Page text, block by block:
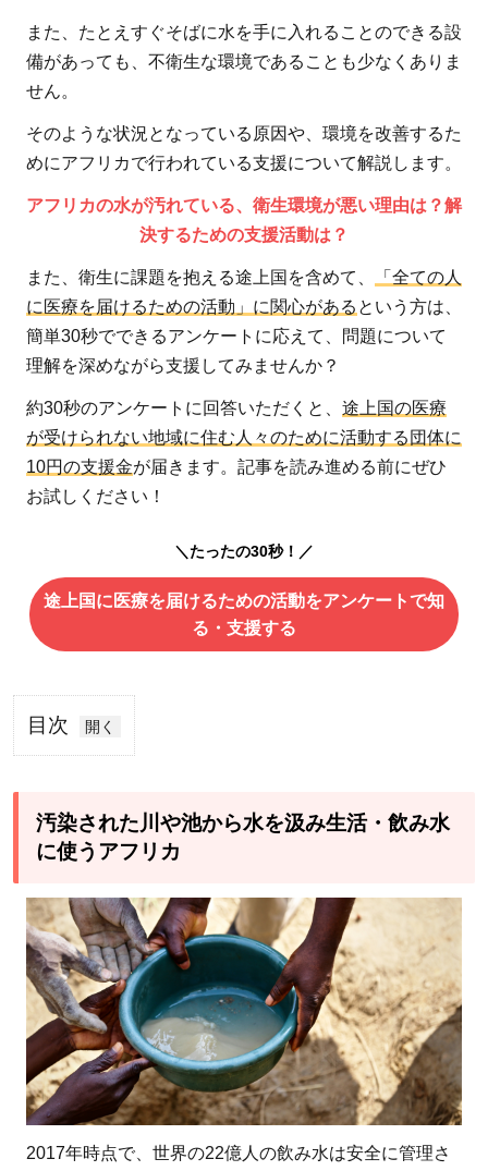
また、たとえすぐそばに水を手に入れることのできる設
備があっても、不衛生な環境であることも少なくありま
せん。
そのような状況となっている原因や、環境を改善するた
めにアフリカで行われている支援について解説します。
アフリカの水が汚れている、衛生環境が悪い理由は？解
決するための支援活動は？
また、衛生に課題を抱える途上国を含めて、
「全ての人
に医療を届けるための活動」に関心がある という方は、
簡単30秒でできるアンケートに応えて、問題について
理解を深めながら支援してみませんか？
約30秒のアンケートに回答いただくと、 途上国の医療
が受けられない地域に住む人々のために活動する団体に
10円の支援金が届きます。記事を読み進める前にぜひ
お試しください！
＼たったの30秒！／
途上国に医療を届けるための活動をアンケートで知
る・支援する
目次
1
され
た川
から
水を
汲み
生
活・
飲み
水に
使う
アフ
リカ
汚染された川や池から水を汲み生活・飲み水
に使うアフリカ
2017年時点で、世界の22億人の飲み水は安全に管理さ